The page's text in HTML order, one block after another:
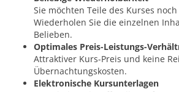
Sie möchten Teile des Kurses
Wiederholen Sie die einzelnen
Belieben.
Optimales Preis-Leistungs-
Attraktiver Kurs-Preis und keine
Übernachtungskosten.
Elektronische Kursunterlagen